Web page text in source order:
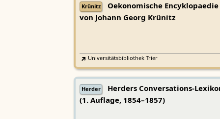
Krünitz
Oekonomische Encyklopaedie
von Johann Georg Krünitz
Universitätsbibliothek Trier
Herder
Herders Conversations-
(1. Auflage, 1854–1857)